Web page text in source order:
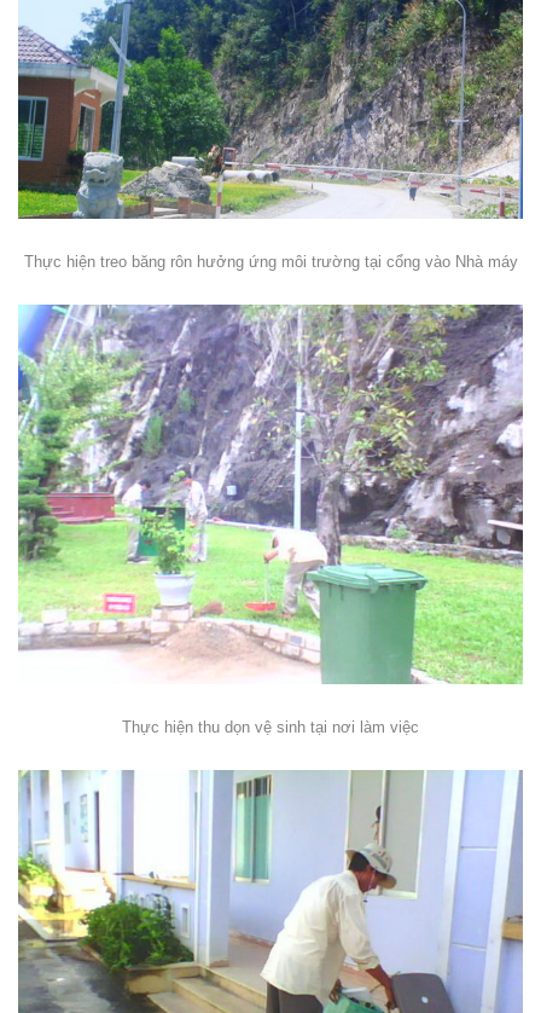
Thực hiện treo băng rôn hưởng ứng môi trường tại cổng vào Nhà máy
Thực hiện thu dọn vệ sinh tại nơi làm việc